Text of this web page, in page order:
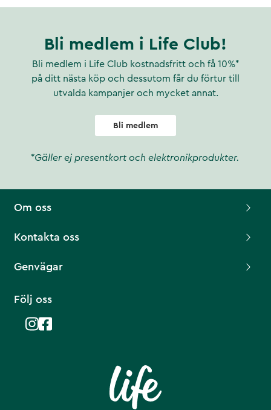
Bli medlem i Life Club!
Bli medlem i Life Club kostnadsfritt och få 10%*
på ditt nästa köp och dessutom får du förtur till
utvalda kampanjer och mycket annat.
Bli medlem
*Gäller ej presentkort och elektronikprodukter.
Om oss
Kontakta oss
Genvägar
Följ oss